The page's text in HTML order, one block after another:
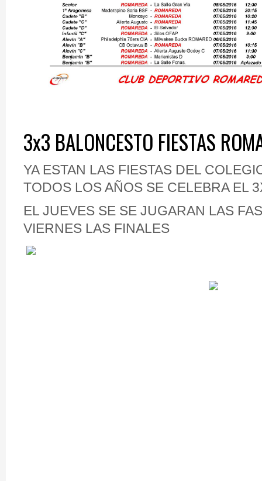
3x3 BALONCESTO FIESTAS
YA ESTAN LAS FIESTAS DEL
TODOS LOS AÑOS SE CELEBRA EL
EL JUEVES SE SE JUGARAN LAS
VIERNES LAS FINALES